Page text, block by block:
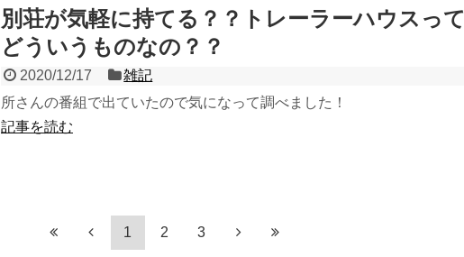
別荘が気軽に持てる？？トレーラーハウスって
どういうものなの？？
2020/12/17
雑記
所さんの番組で出ていたので気になって調べました！
記事を読む
1 2 3